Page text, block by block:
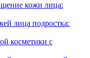
кожи лица:
лица подростка:
косметики с